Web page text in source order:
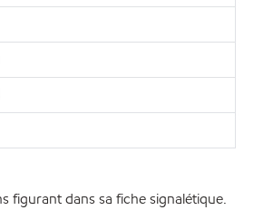
figurant dans sa fiche signalétique.